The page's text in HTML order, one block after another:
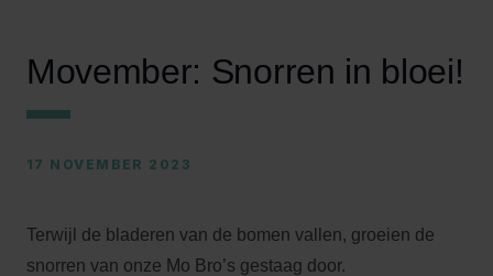
Movember: Snorren in bloei!
17 NOVEMBER 2023
Terwijl de bladeren van de bomen vallen, groeien de
snorren van onze Mo Bro’s gestaag door.